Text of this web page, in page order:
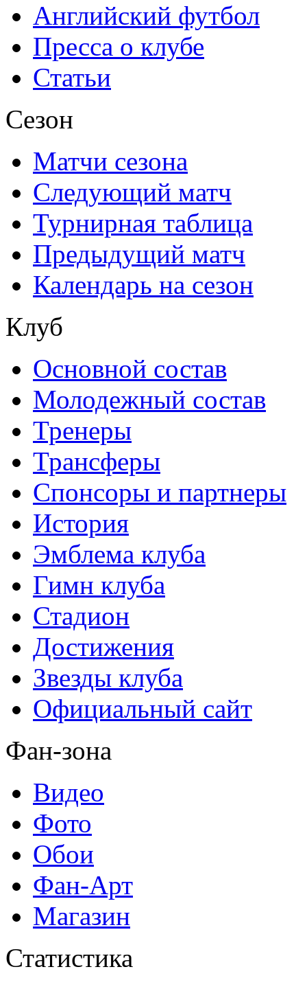
Английский футбол
Пресса о клубе
Статьи
Сезон
Матчи сезона
Следующий матч
Турнирная таблица
Предыдущий матч
Календарь на сезон
Клуб
Основной состав
Молодежный состав
Тренеры
Трансферы
Спонсоры и партнеры
История
Эмблема клуба
Гимн клуба
Стадион
Достижения
Звезды клуба
Официальный сайт
Фан-зона
Видео
Фото
Обои
Фан-Арт
Магазин
Статистика